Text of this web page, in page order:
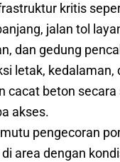
kritis
jalan tol
dan gedung
letak, kedalaman,
cacat beton secara
akses.
pengecoran
area dengan